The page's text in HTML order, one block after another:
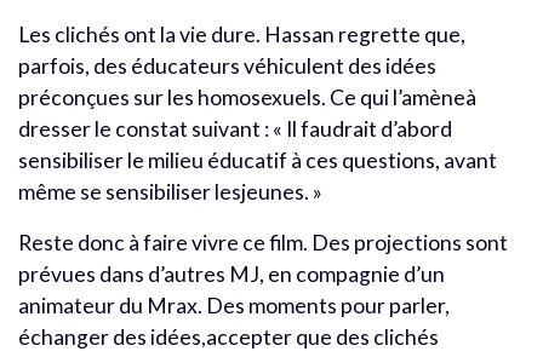
Les clichés ont la vie dure. Hassan regrette que,
parfois, des éducateurs véhiculent des idées
préconçues sur les homosexuels. Ce qui l’amèneà
dresser le constat suivant : « Il faudrait d’abord
sensibiliser le milieu éducatif à ces questions, avant
même se sensibiliser lesjeunes. »
Reste donc à faire vivre ce film. Des projections sont
prévues dans d’autres MJ, en compagnie d’un
animateur du Mrax. Des moments pour parler,
échanger des idées,accepter que des clichés